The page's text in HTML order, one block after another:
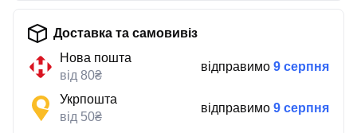
Доставка та самовивіз
Нова пошта
від 80₴
відправимо 9 серпня
Укрпошта
від 50₴
відправимо 9 серпня